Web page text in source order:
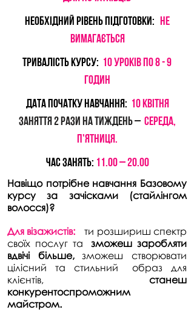
НЕОБХІДНИЙ РІВЕНЬ ПІДГОТОВКИ: не
ВИМАГАЄТЬСЯ
тривалІСТЬ КУРСУ: 10 УРОКІВ по 8 - 9
годин
Дата початку НАВЧАННЯ: 10 КВІТНЯ
Заняття 2 рази на тиждень – середа,
п'ятниця.
Час занять: 11.00 – 20.00
Навіщо потрібне навчання Базовому
курсу за зачісками (стайлінгом
волосся)?
Для візажистів:
ти розшириш спектр
своїх послуг та
зможеш заробляти
вдвічі більше, зможеш створювати
цілісний та стильний
образ для
клієнтів, станеш
конкурентоспроможним
майстром.